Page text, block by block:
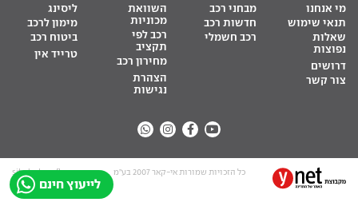
לייעוץ חינם
מי אנחנו
תנאי שימוש
שאלות
נפוצות
דרושים
צור קשר
מבחני רכב
חדשות רכב
רכב חשמלי
השוואת
מכוניות
רכב לפי
תקציב
מחירון רכב
הצהרת
נגישות
ליסינג
מימון לרכב
ביטוח רכב
טרייד אין
כל הזכויות שמורות אי-קאר 2007 בע”מ site by tq.soft